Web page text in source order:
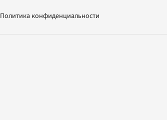
Политика конфиденциальности